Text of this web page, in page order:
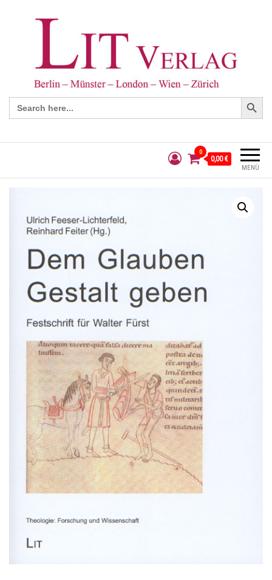
Search
for:
Search Button
MENÜ
0
0,00 €